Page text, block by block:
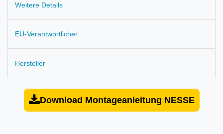
Weitere Details
EU-Verantwortlicher
Hersteller
Download Montageanleitung NESSE